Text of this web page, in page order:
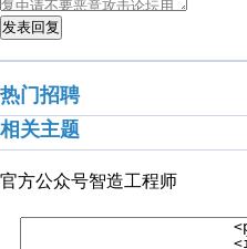
发表回复
热门招聘
相关主题
官方公众号智造工程师